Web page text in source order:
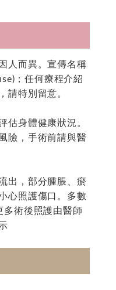
人而異。宣傳名稱
；任何療程介紹
請特別留意。
估身體健康狀況。
險，手術前請與醫
出，部分腫脹、瘀
心照護傷口。多數
多術後照護由醫師